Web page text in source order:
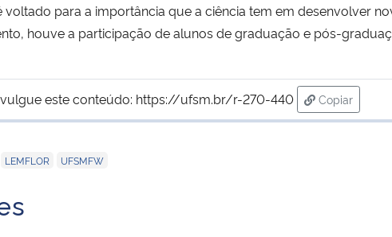
para a importância que a ciência tem em desenvolver
houve a participação de alunos de graduação e pós-
este conteúdo: https://ufsm.br/r-270-440
Copiar
para área
LEMFLOR UFSMFW